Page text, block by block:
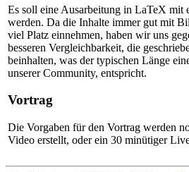
Es soll eine Ausarbeitung in LaTeX mit
werden. Da die Inhalte immer gut mit
viel Platz einnehmen, haben wir uns
besseren Vergleichbarkeit, die
beinhalten, was der typischen Länge
unserer Community, entspricht.
Vortrag
Die Vorgaben für den Vortrag werden
Video erstellt, oder ein 30 minütiger